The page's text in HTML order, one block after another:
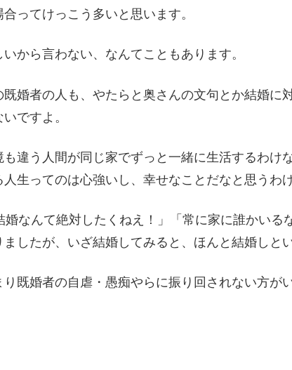
ってけっこう多いと思います。
から言わない、なんてこともあります。
婚者の人も、やたらと奥さんの文句とか結婚に
ですよ。
も違う人間が同じ家でずっと一緒に生活するわけ
生ってのは心強いし、幸せなことだなと思うわけ
婚なんて絶対したくねえ！」「常に家に誰かいる
したが、いざ結婚してみると、ほんと結婚しと
既婚者の自虐・愚痴やらに振り回されない方が